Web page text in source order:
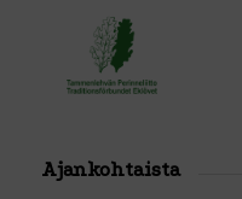
Ajankohtaista